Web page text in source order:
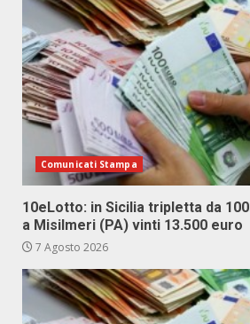
Comunicati Stampa
10eLotto: in Sicilia tripletta da
a Misilmeri (PA) vinti 13.500 euro
7 Agosto 2026